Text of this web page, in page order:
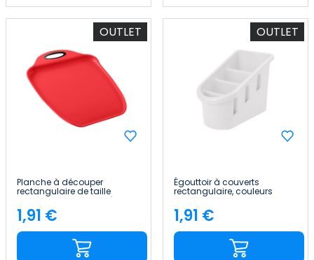
OUTLET
Planche à découper
rectangulaire de taille
moyenne avec poignée «
Elite », couleurs assorties
26.5x16.5cm 7house
Price
1,91 €
OUTLET
Égouttoir à couverts
rectangulaire, couleurs
assorties 20.5x12cm 7house
Price
1,91 €